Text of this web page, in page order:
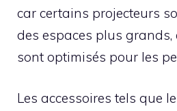
car certains projecteurs
des espaces plus grands,
sont optimisés pour les
Les accessoires tels que